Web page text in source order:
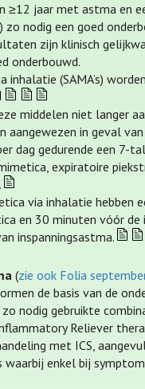
≥12 jaar met astma en
nodig een goed
zijn klinisch
onderbouwd.
(SAMA’s)
middelen niet langer
aangewezen in geval
dag gedurende een 7-
expiratoire
via inhalatie hebben
en 30 minuten vóór de
inspanningsastma.
(zie ook Folia
de basis van de
nodig gebruikte
Reliever
met ICS,
enkel bij